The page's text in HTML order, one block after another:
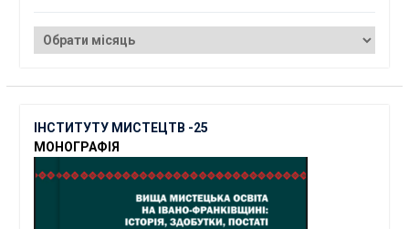
АРХІВИ
ІНСТИТУТУ МИСТЕЦТВ -25
МОНОГРАФІЯ